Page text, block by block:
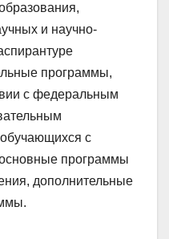
и научно-
программы,
с федеральным
с
программы
дополнительные